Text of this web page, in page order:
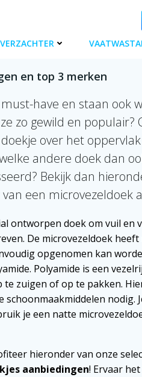
en top 3 merken
have en staan ook
zo gewild en
over het
andere doek dan
Bekijk dan
een microvezeldoek
ontworpen doek om vuil en
De microvezeldoek
opgenomen kan
Polyamide is een
te zuigen of op te pakken.
schoonmaakmiddelen nodig.
je een natte
hieronder van onze
aanbiedingen! Ervaar